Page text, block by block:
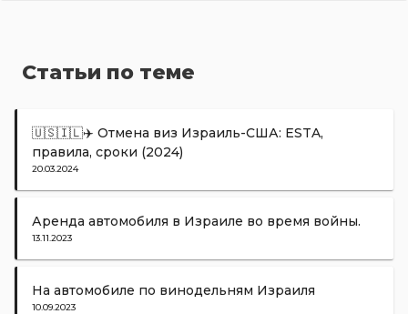
Статьи по теме
🇺🇸🇮🇱✈️ Отмена виз Израиль-США: ESTA,
правила, сроки (2024)
20.03.2024
Аренда автомобиля в Израиле во время войны.
13.11.2023
На автомобиле по винодельням Израиля
10.09.2023